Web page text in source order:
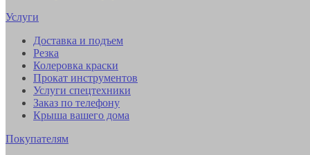
Услуги
Доставка и подъем
Резка
Колеровка краски
Прокат инструментов
Услуги спецтехники
Заказ по телефону
Крыша вашего дома
Покупателям